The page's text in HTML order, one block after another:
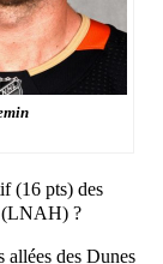
(16 pts) des
(LNAH) ?
allées des Dunes